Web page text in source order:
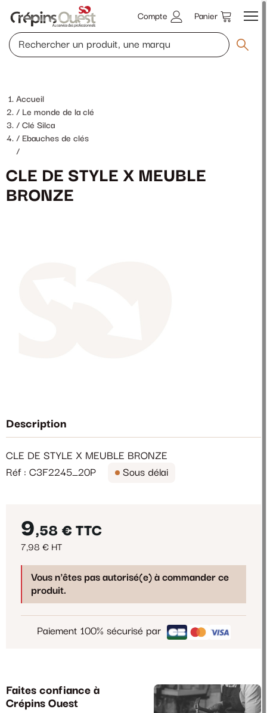
Compte Panier
Accueil
Le monde de la clé
Clé Silca
Ebauches de clés
/
CLE DE STYLE X MEUBLE
BRONZE
Description
CLE DE STYLE X MEUBLE BRONZE
Réf : C3F2245_20P
Sous délai
9,58 € TTC
7,98 € HT
Vous n'êtes pas autorisé(e) à commander ce
produit.
Paiement 100% sécurisé par
Faites confiance à
Crépins Ouest